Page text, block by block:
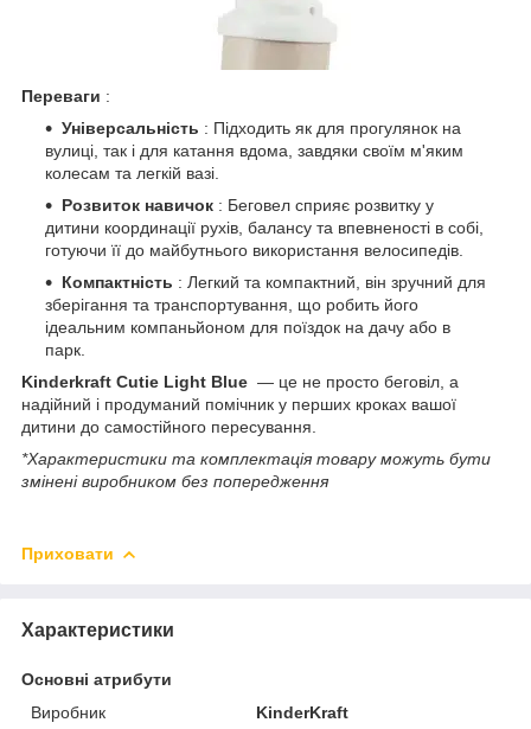
Переваги :
Універсальність : Підходить як для прогулянок на
вулиці, так і для катання вдома, завдяки своїм м'яким
колесам та легкій вазі.
Розвиток навичок : Беговел сприяє розвитку у
дитини координації рухів, балансу та впевненості в собі,
готуючи її до майбутнього використання велосипедів.
Компактність : Легкий та компактний, він зручний для
зберігання та транспортування, що робить його
ідеальним компаньйоном для поїздок на дачу або в
парк.
Kinderkraft Cutie Light Blue — це не просто беговіл, а
надійний і продуманий помічник у перших кроках вашої
дитини до самостійного пересування.
*Характеристики та комплектація товару можуть бути
змінені виробником без попередження
Приховати
Характеристики
Основні атрибути
Виробник
KinderKraft